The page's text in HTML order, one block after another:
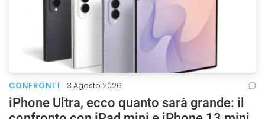
CONFRONTI 3 Agosto 2026
iPhone Ultra, ecco quanto sarà grande: il